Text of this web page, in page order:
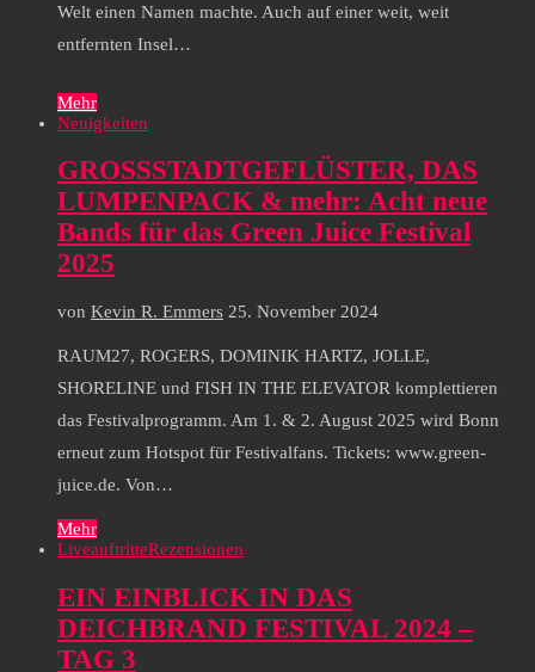
Welt einen Namen machte. Auch auf einer weit, weit
entfernten Insel…
Mehr
Neuigkeiten
GROSSSTADTGEFLÜSTER, DAS
LUMPENPACK & mehr: Acht neue
Bands für das Green Juice Festival
2025
von Kevin R. Emmers 25. November 2024
RAUM27, ROGERS, DOMINIK HARTZ, JOLLE,
SHORELINE und FISH IN THE ELEVATOR komplettieren
das Festivalprogramm. Am 1. & 2. August 2025 wird Bonn
erneut zum Hotspot für Festivalfans. Tickets: www.green-
juice.de. Von…
Mehr
LiveauftritteRezensionen
EIN EINBLICK IN DAS
DEICHBRAND FESTIVAL 2024 –
TAG 3